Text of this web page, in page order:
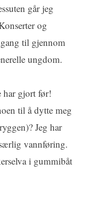
går jeg
og
til gjennom
ungdom.
har gjort før!
til å dytte meg
Jeg har
vannføring.
i gummibåt